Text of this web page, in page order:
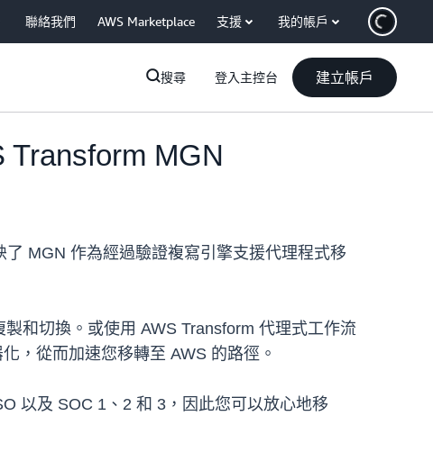
聯絡我們 AWS Marketplace 支援 我的帳戶
搜尋 登入主控台 建立帳戶
Transform MGN
了 MGN 作為經過驗證複寫引擎支援代理程式移
和切換。或使用 AWS Transform 代理式工作流
，從而加速您移轉至 AWS 的路徑。
以及 SOC 1、2 和 3，因此您可以放心地移